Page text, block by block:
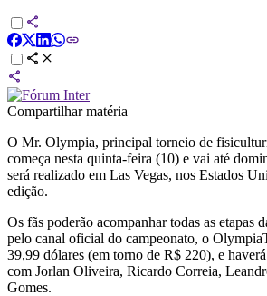
Compartilhar matéria
O Mr. Olympia, principal torneio de
começa nesta quinta-feira (10) e vai até
será realizado em Las Vegas, nos Estados
edição.
Os fãs poderão acompanhar todas as etapas
pelo canal oficial do campeonato, o
39,99 dólares (em torno de R$ 220), e
com Jorlan Oliveira, Ricardo Correia,
Gomes.